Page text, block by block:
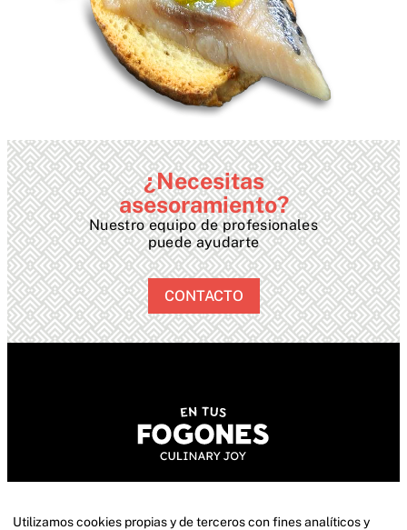
¿Necesitas
asesoramiento?
Nuestro equipo de profesionales
puede ayudarte
CONTACTO
Síguenos
Utilizamos cookies propias y de terceros con fines analíticos y